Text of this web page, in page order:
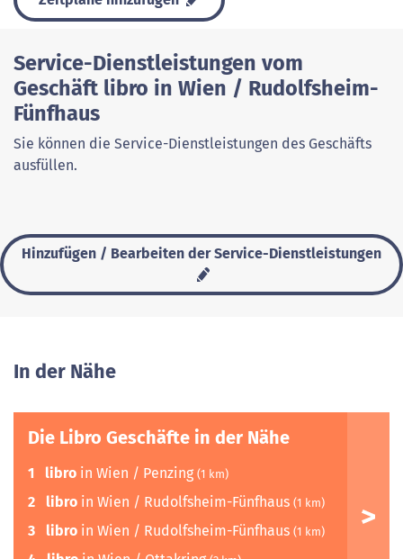
Service-Dienstleistungen vom
Geschäft libro in Wien / Rudolfsheim-
Fünfhaus
Sie können die Service-Dienstleistungen des Geschäfts
ausfüllen.
Hinzufügen / Bearbeiten der Service-Dienstleistungen
In der Nähe
Die Libro Geschäfte in der Nähe
1 libro in Wien / Penzing (1 km)
2 libro in Wien / Rudolfsheim-Fünfhaus (1 km)
3 libro in Wien / Rudolfsheim-Fünfhaus (1 km)